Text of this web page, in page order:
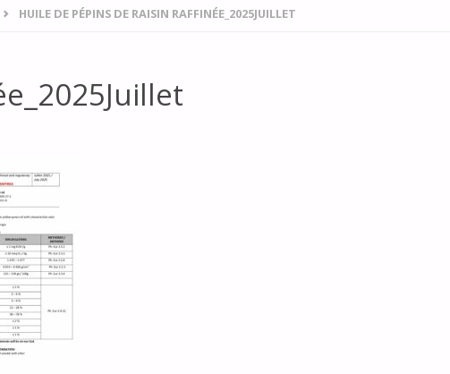
HUILE DE PÉPINS DE RAISIN RAFFINÉE_2025JUILLET